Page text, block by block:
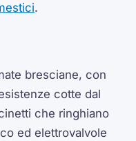
.
bresciane, con
cotte dal
che ringhiano
ed elettrovalvole